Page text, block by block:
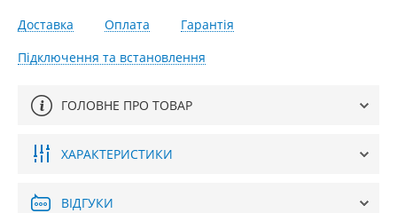
Доставка Оплата
Гарантія
Підключення та встановлення
ГОЛОВНЕ ПРО ТОВАР
ХАРАКТЕРИСТИКИ
ВІДГУКИ